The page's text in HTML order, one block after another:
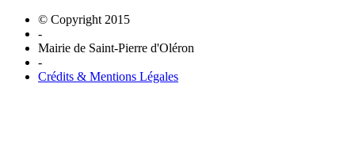
© Copyright 2015
-
Mairie de Saint-Pierre d'Oléron
-
Crédits & Mentions Légales